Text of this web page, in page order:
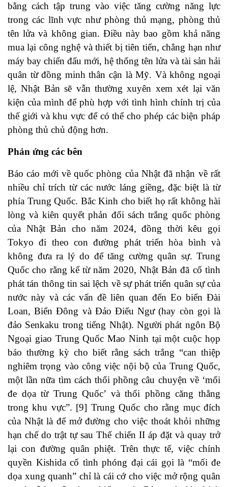
bằng cách tập trung vào việc tăng cường năng lực
trong các lĩnh vực như phòng thủ mạng, phòng thủ
tên lửa và không gian. Điều này bao gồm khả năng
mua lại công nghệ và thiết bị tiên tiến, chẳng hạn như
máy bay chiến đấu mới, hệ thống tên lửa và tài sản hải
quân từ đồng minh thân cận là Mỹ. Và không ngoại
lệ, Nhật Bản sẽ vẫn thường xuyên xem xét lại văn
kiện của mình để phù hợp với tình hình chính trị của
thế giới và khu vực để có thể cho phép các biện pháp
phòng thủ chủ động hơn.
Phản ứng các bên
Báo cáo mới về quốc phòng của Nhật đã nhận về rất
nhiều chỉ trích từ các nước láng giềng, đặc biệt là từ
phía Trung Quốc. Bắc Kinh cho biết họ rất không hài
lòng và kiên quyết phản đối sách trắng quốc phòng
của Nhật Bản cho năm 2024, đồng thời kêu gọi
Tokyo đi theo con đường phát triển hòa bình và
không đưa ra lý do để tăng cường quân sự. Trung
Quốc cho rằng kể từ năm 2020, Nhật Bản đã cố tình
phát tán thông tin sai lệch về sự phát triển quân sự của
nước này và các vấn đề liên quan đến Eo biển Đài
Loan, Biển Đông và Đảo Điếu Ngư (hay còn gọi là
đảo Senkaku trong tiếng Nhật). Người phát ngôn Bộ
Ngoại giao Trung Quốc Mao Ninh tại một cuộc họp
báo thường kỳ cho biết rằng sách trắng “can thiệp
nghiêm trọng vào công việc nội bộ của Trung Quốc,
một lần nữa tìm cách thổi phồng câu chuyện về ‘mối
đe dọa từ Trung Quốc’ và thổi phồng căng thẳng
trong khu vực”. [9] Trung Quốc cho rằng mục đích
của Nhật là để mở đường cho việc thoát khỏi những
hạn chế do trật tự sau Thế chiến II áp đặt và quay trở
lại con đường quân phiệt. Trên thực tế, việc chính
quyền Kishida cố tình phóng đại cái gọi là “mối đe
dọa xung quanh” chỉ là cái cớ cho việc mở rộng quân